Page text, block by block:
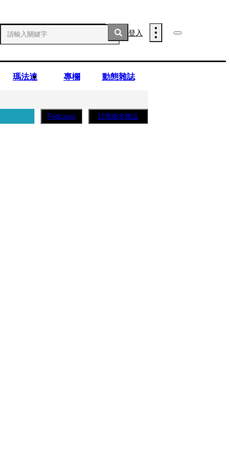
登入
瑪法達 專欄 動態雜誌
Podcasts 訂閱紙本雜誌